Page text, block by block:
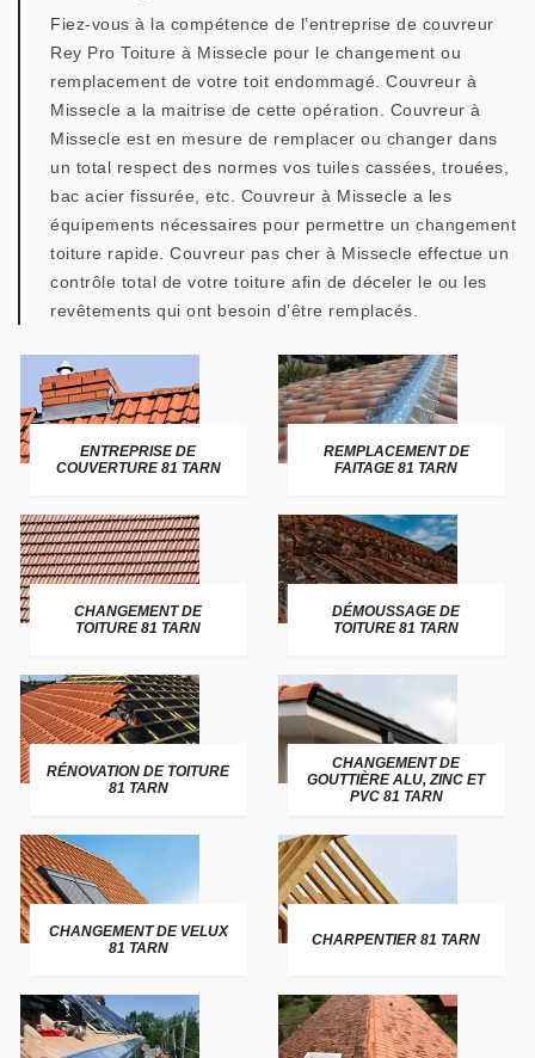
Fiez-vous à la compétence de l’entreprise de couvreur
Rey Pro Toiture à Missecle pour le changement ou
remplacement de votre toit endommagé. Couvreur à
Missecle a la maitrise de cette opération. Couvreur à
Missecle est en mesure de remplacer ou changer dans
un total respect des normes vos tuiles cassées, trouées,
bac acier fissurée, etc. Couvreur à Missecle a les
équipements nécessaires pour permettre un changement
toiture rapide. Couvreur pas cher à Missecle effectue un
contrôle total de votre toiture afin de déceler le ou les
revêtements qui ont besoin d’être remplacés.
ENTREPRISE DE
COUVERTURE 81 TARN
REMPLACEMENT DE
FAITAGE 81 TARN
CHANGEMENT DE
TOITURE 81 TARN
DÉMOUSSAGE DE
TOITURE 81 TARN
RÉNOVATION DE TOITURE
81 TARN
CHANGEMENT DE
GOUTTIÈRE ALU, ZINC ET
PVC 81 TARN
CHANGEMENT DE VELUX
81 TARN
CHARPENTIER 81 TARN